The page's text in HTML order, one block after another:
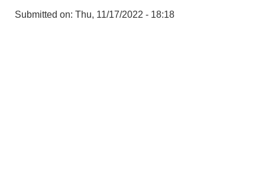
Submitted on: Thu, 11/17/2022 - 18:18